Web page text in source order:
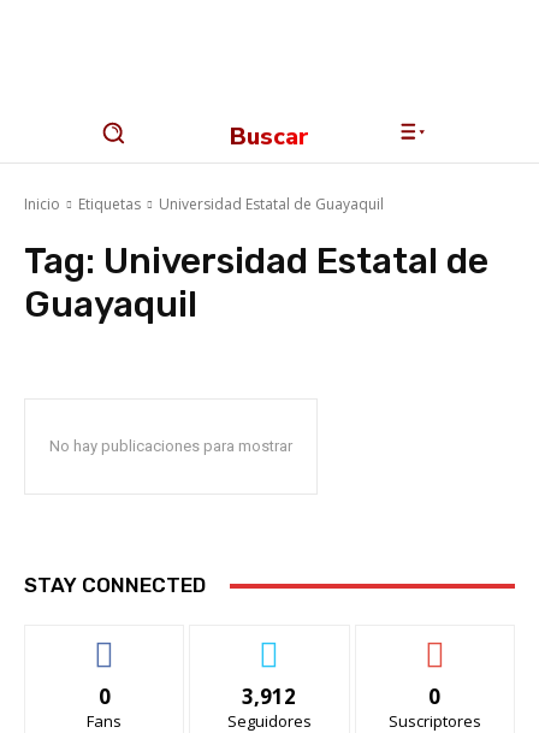
Buscar
Inicio Etiquetas Universidad Estatal de Guayaquil
Tag: Universidad Estatal de
Guayaquil
No hay publicaciones para mostrar
STAY CONNECTED
0
Fans
3,912
Seguidores
0
Suscriptores